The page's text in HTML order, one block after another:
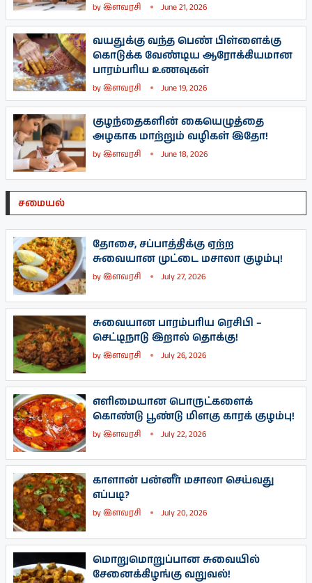
byஇளவரசி June 21, 2026
வயதுக்கு வந்த பெண் பிள்ளைக்கு
கொடுக்க வேண்டிய ஆரோக்கியமான
பாரம்பரிய உணவுகள்
byஇளவரசி June 19, 2026
குழந்தைகளின் கையெழுத்தை
அழகாக மாற்றும் வழிகள் இதோ!
byஇளவரசி June 18, 2026
சமையல்
தோசை, சப்பாத்திக்கு ஏற்ற
சுவையான முட்டை மசாலா குழம்பு!
byஇளவரசி July 27, 2026
சுவையான பாரம்பரிய ரெசிபி –
செட்டிநாடு இறால் தொக்கு!
byஇளவரசி July 26, 2026
எளிமையான பொருட்களைக்
கொண்டு பூண்டு மிளகு காரக் குழம்பு!
byஇளவரசி July 22, 2026
காளான் பன்னீர் மசாலா செய்வது
எப்படி?
byஇளவரசி July 20, 2026
மொறுமொறுப்பான சுவையில்
சேனைக்கிழங்கு வறுவல்!